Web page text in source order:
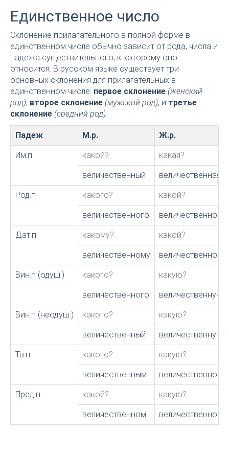
Единственное число
Склонение прилагательного в полной форме в
единственном числе обычно зависит от рода, числа и
падежа существительного, к которому оно
относится. В русском языке существует три
основных склонения для прилагательных в
единственном числе: первое склонение (женский
род), второе склонение (мужской род), и третье
склонение (средний род).
Падеж М.р. Ж.р.
Им.п какой? какая?
величественный величественная
Род.п какого? какой?
величественного величественной
Дат.п какому? какой?
величественному величественной
Вин.п (одуш.) какого? какую?
величественного величественную
Вин.п (неодуш.) какого? какую?
величественный величественную
Тв.п какого? какую?
величественным величественной,
Пред.п какой? какую?
величественном величественной